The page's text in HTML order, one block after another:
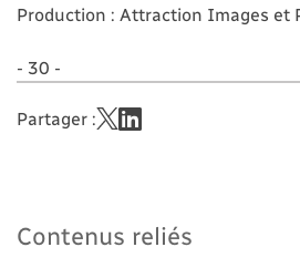
Production : Attraction Images et
- 30 -
Partager :
Contenus reliés